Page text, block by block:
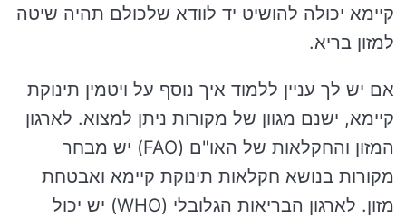
קיימא יכולה להושיט יד לוודא שלכולם תהיה שיטה
למזון בריא.
אם יש לך עניין ללמוד איך נוסף על ויטמין תינוקת
קיימא, ישנם מגוון של מקורות ניתן למצוא. לארגון
המזון והחקלאות של האו"ם (FAO) יש מבחר
מקורות בנושא חקלאות תינוקת קיימא ואבטחת
מזון. לארגון הבריאות הגלובלי (WHO) יש יכול